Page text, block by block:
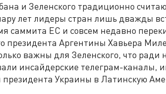
и Зеленского традиционно
лет лидеры стран лишь дважды
саммита ЕС и совсем недавно
президента Аргентины Хавьера
важны для Зеленского, что ради
инсайдерские телеграм-каналы,
Украины в Латинскую